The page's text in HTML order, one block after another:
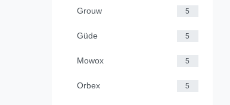
Grouw 5
Güde 5
Mowox 5
Orbex 5